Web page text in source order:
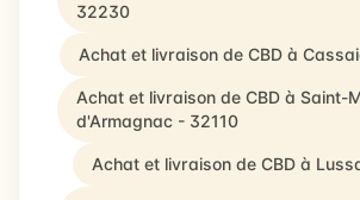
32230
Achat et livraison de CBD à
Achat et livraison de CBD à Saint-
d'Armagnac - 32110
Achat et livraison de CBD à